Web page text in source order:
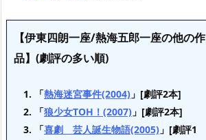
【伊東四朗一座/熱海五郎一座の他の作
品】(劇評の多い順)
「熱海迷宮事件(2004) 」[劇評2本]
「狼少女TOH！(2007) 」[劇評2本]
「喜劇 芸人誕生物語(2005) 」[劇評1